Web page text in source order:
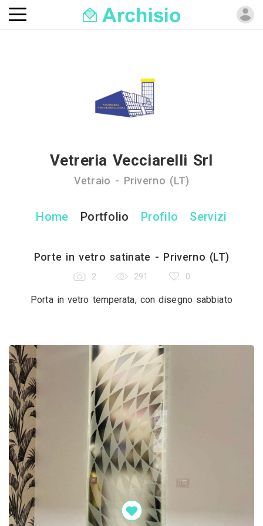
Vetreria Vecciarelli Srl
Vetraio - Priverno (LT)
Home Portfolio Profilo Servizi
Porte in vetro satinate - Priverno (LT)
2 291 0
Porta in vetro temperata, con disegno sabbiato